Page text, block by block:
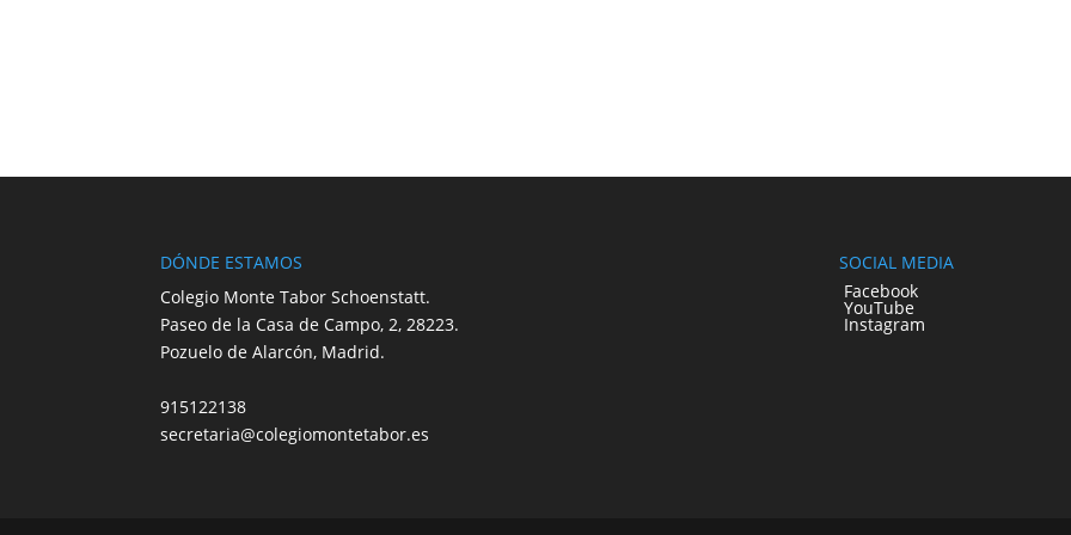
DÓNDE ESTAMOS
Colegio Monte Tabor Schoenstatt.
Paseo de la Casa de Campo, 2, 28223.
Pozuelo de Alarcón, Madrid.
915122138
secretaria@colegiomontetabor.es
SOCIAL MEDIA
Facebook
YouTube
Instagram